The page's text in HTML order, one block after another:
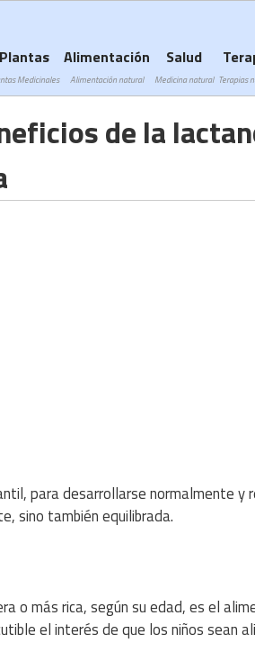
de la
para desarrollarse normalmente y
sino también equilibrada.
o más rica, según su edad, es el
el interés de que los niños sean
Plantas
Medicinales
Alimentación
Alimentación natural
Salud
Medicina natural Terapias